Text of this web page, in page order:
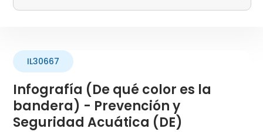
Infografía (De qué color es la
bandera) - Prevención y
Seguridad Acuática (DE)
IL30667